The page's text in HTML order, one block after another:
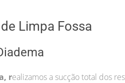
Limpa Fossa
realizamos a sucção total dos